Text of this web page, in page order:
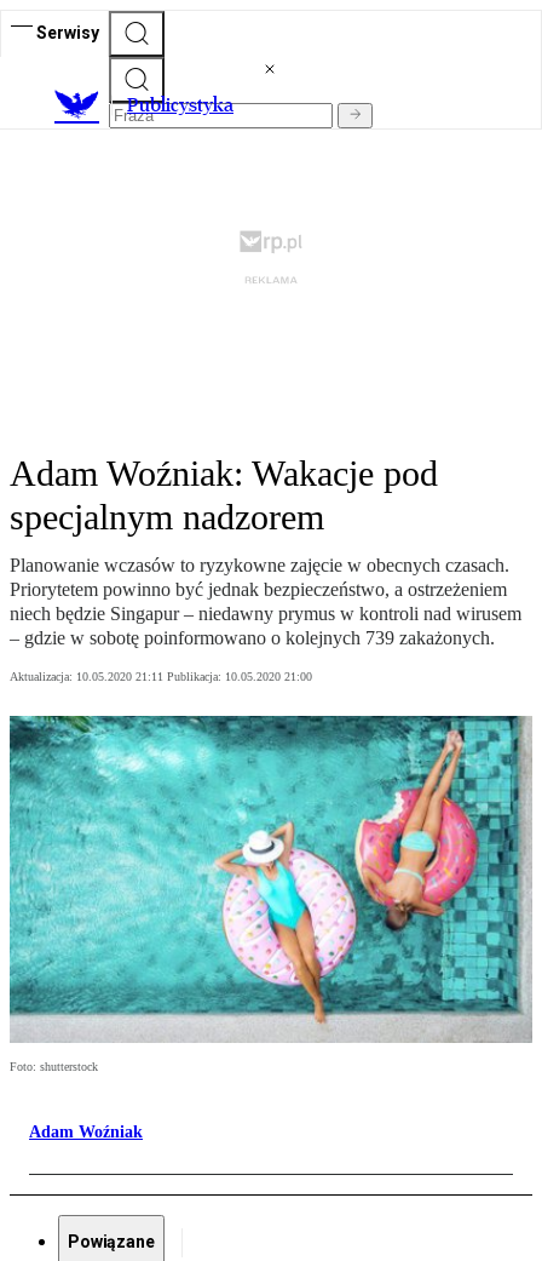
Serwisy
Publicystyka
Adam Woźniak: Wakacje pod
specjalnym nadzorem
Planowanie wczasów to ryzykowne zajęcie w obecnych czasach.
Priorytetem powinno być jednak bezpieczeństwo, a ostrzeżeniem
niech będzie Singapur – niedawny prymus w kontroli nad wirusem
– gdzie w sobotę poinformowano o kolejnych 739 zakażonych.
Aktualizacja: 10.05.2020 21:11 Publikacja: 10.05.2020 21:00
Foto: shutterstock
Adam Woźniak
Powiązane